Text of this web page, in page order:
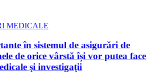
MEDICALE
în sistemul de asigurări de
de orice vârstă își vor putea face
şi investigaţii